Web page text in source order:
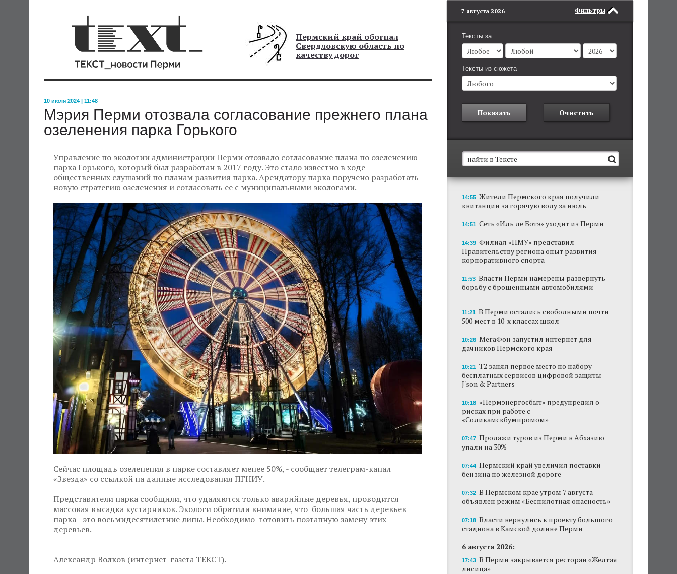
Пермский край обогнал
Свердловскую область по
качеству дорог
10 июля 2024 | 11:48
Мэрия Перми отозвала согласование прежнего плана
озеленения парка Горького
Управление по экологии администрации Перми отозвало согласование плана по озеленению
парка Горького, который был разработан в 2017 году. Это стало известно в ходе
общественных слушаний по планам развития парка. Арендатору парка поручено разработать
новую стратегию озеленения и согласовать ее с муниципальными экологами.
Сейчас площадь озеленения в парке составляет менее 50%, - сообщает телеграм-канал
«Звезда» со ссылкой на данные исследования ПГНИУ.
Представители парка сообщили, что удаляются только аварийные деревья, проводится
массовая высадка кустарников. Экологи обратили внимание, что большая часть деревьев
парка - это восьмидесятилетние липы. Необходимо готовить поэтапную замену этих
деревьев.
Александр Волков (интернет-газета ТЕКСТ).
Фильтры
7 августа 2026
Тексты за
Тексты из сюжета
Показать Очистить
В Пермском крае установят новые станции
обнаружения беспилотников
Они используются для обнаружения и
отслеживания БПЛА в воздухе.
Сеть «Иль де Ботэ» уходит из Перми
Власти Перми намерены развернуть борьбу
Продажи туров из Перми в Абхазию упали
Власти вернулись к проекту большого
стадиона в Камской долине Перми
В Перми закрывается ресторан «Желтая
лисица»
В Перми в пустой чаше бассейна пройдет
театральный фестиваль
В Перми туристические объекты начали
оформление сертификатов для китайцев
14:55 Жители Пермского края получили
квитанции за горячую воду за июль
14:51 Сеть «Иль де Ботэ» уходит из Перми
14:39 Филиал «ПМУ» представил
Правительству региона опыт развития
корпоративного спорта
11:53 Власти Перми намерены развернуть
борьбу с брошенными автомобилями
11:21 В Перми остались свободными почти
500 мест в 10-х классах школ
10:26 МегаФон запустил интернет для
дачников Пермского края
10:21 Т2 занял первое место по набору
бесплатных сервисов цифровой защиты –
J'son & Partners
10:18 «Пермэнергосбыт» предупредил о
рисках при работе с
«Соликамскбумпромом»
07:47 Продажи туров из Перми в Абхазию
упали на 30%
07:44 Пермский край увеличил поставки
бензина по железной дороге
07:32 В Пермском крае утром 7 августа
объявлен режим «Беспилотная опасность»
07:18 Власти вернулись к проекту большого
стадиона в Камской долине Перми
6 августа 2026:
17:43 В Перми закрывается ресторан «Желтая
лисица»